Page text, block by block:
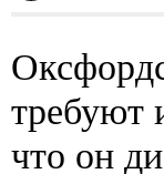
требуют
что он